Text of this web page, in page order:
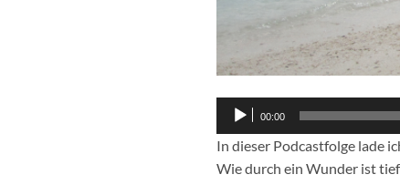
Audio-
Player
00:00
In dieser Podcastfolge lade
Wie durch ein Wunder ist